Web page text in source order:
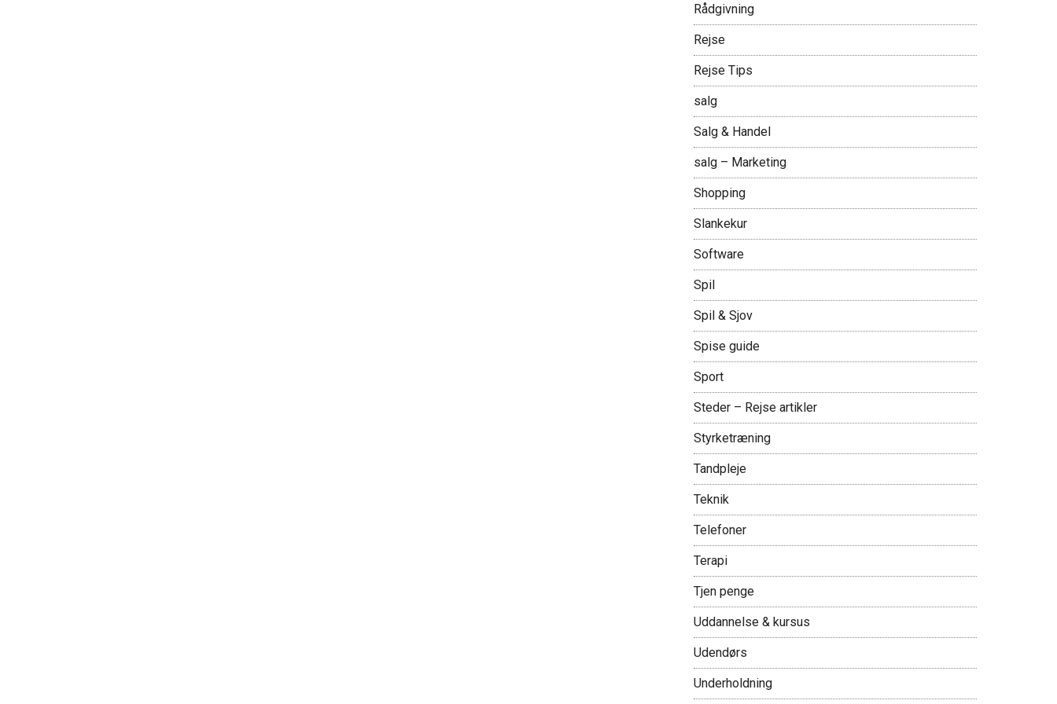
Rådgivning
Rejse
Rejse Tips
salg
Salg & Handel
salg – Marketing
Shopping
Slankekur
Software
Spil
Spil & Sjov
Spise guide
Sport
Steder – Rejse artikler
Styrketræning
Tandpleje
Teknik
Telefoner
Terapi
Tjen penge
Uddannelse & kursus
Udendørs
Underholdning